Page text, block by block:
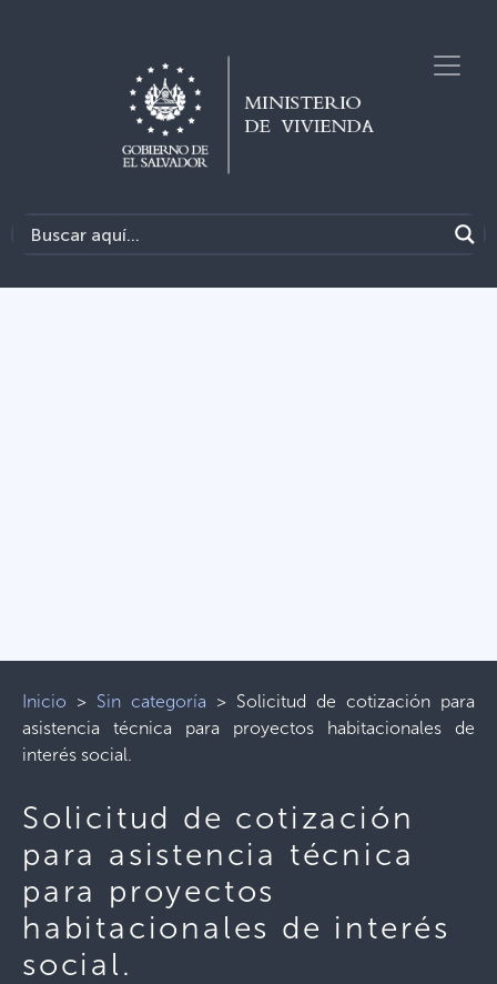
Inicio > Sin categoría > Solicitud de cotización para
asistencia técnica para proyectos habitacionales de
interés social.
Solicitud de cotización
para asistencia técnica
para proyectos
habitacionales de interés
social.